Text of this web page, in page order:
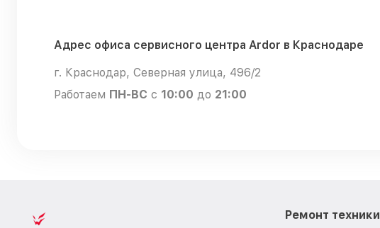
Адрес офиса сервисного центра Ardor в Краснодаре
г. Краснодар, Северная улица, 496/2
Работаем ПН-ВС с 10:00 до 21:00
Ремонт техники